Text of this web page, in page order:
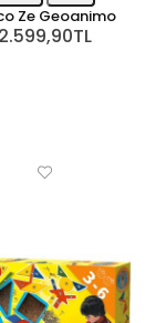
Ze Geoanimo
2.599,90TL